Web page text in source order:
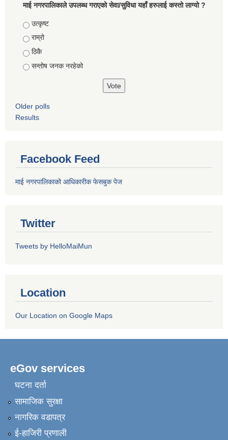
माई नगरपालिकाले उपलब्ध गराएको सेवा/सुविधा यहाँ हरुलाई कस्तो लाग्यो ?
Choices
उत्कृष्ट
राम्रो
ठिकै
सन्तोष जनक नरहेको
Older polls
Results
Facebook Feed
माई नगरपालिकाको आधिकारीक फेसबुक पेज
Twitter
Tweets by HelloMaiMun
Location
Our Location on Google Maps
eGov services
घटना दर्ता
सामाजिक सुरक्षा
नागरिक वडापत्र
ई-हाजिरी प्रणाली